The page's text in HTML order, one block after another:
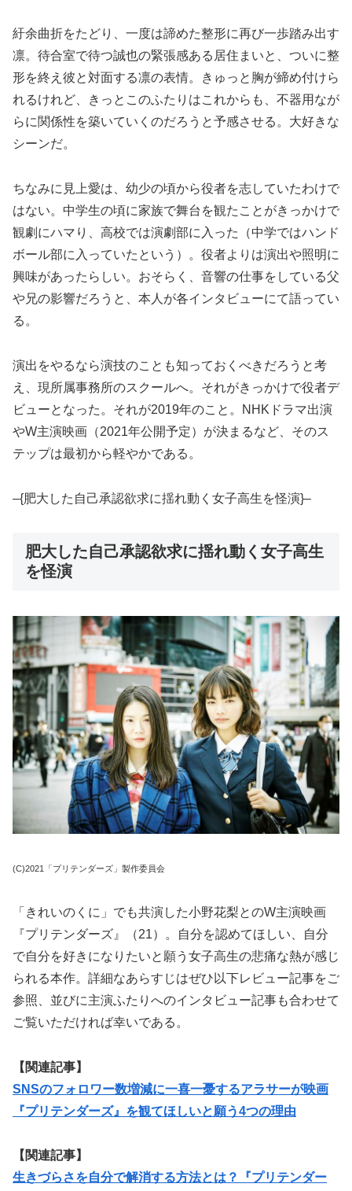
紆余曲折をたどり、一度は諦めた整形に再び一歩踏み出す
凛。待合室で待つ誠也の緊張感ある居住まいと、ついに整
形を終え彼と対面する凛の表情。きゅっと胸が締め付けら
れるけれど、きっとこのふたりはこれからも、不器用なが
らに関係性を築いていくのだろうと予感させる。大好きな
シーンだ。
ちなみに見上愛は、幼少の頃から役者を志していたわけで
はない。中学生の頃に家族で舞台を観たことがきっかけで
観劇にハマり、高校では演劇部に入った（中学ではハンド
ボール部に入っていたという）。役者よりは演出や照明に
興味があったらしい。おそらく、音響の仕事をしている父
や兄の影響だろうと、本人が各インタビューにて語ってい
る。
演出をやるなら演技のことも知っておくべきだろうと考
え、現所属事務所のスクールへ。それがきっかけで役者デ
ビューとなった。それが2019年のこと。NHKドラマ出演
やW主演映画（2021年公開予定）が決まるなど、そのス
テップは最初から軽やかである。
–{肥大した自己承認欲求に揺れ動く女子高生を怪演}–
肥大した自己承認欲求に揺れ動く女子高生
を怪演
(C)2021「プリテンダーズ」製作委員会
「きれいのくに」でも共演した小野花梨とのW主演映画
『プリテンダーズ』（21）。自分を認めてほしい、自分
で自分を好きになりたいと願う女子高生の悲痛な熱が感じ
られる本作。詳細なあらすじはぜひ以下レビュー記事をご
参照、並びに主演ふたりへのインタビュー記事も合わせて
ご覧いただければ幸いである。
【関連記事】
SNSのフォロワー数増減に一喜一憂するアラサーが映画
『プリテンダーズ』を観てほしいと願う4つの理由
【関連記事】
生きづらさを自分で解消する方法とは？『プリテンダー